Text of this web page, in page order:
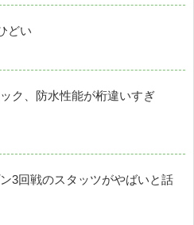
どい
ク、防水性能が桁違いすぎ
3回戦のスタッツがやばいと話